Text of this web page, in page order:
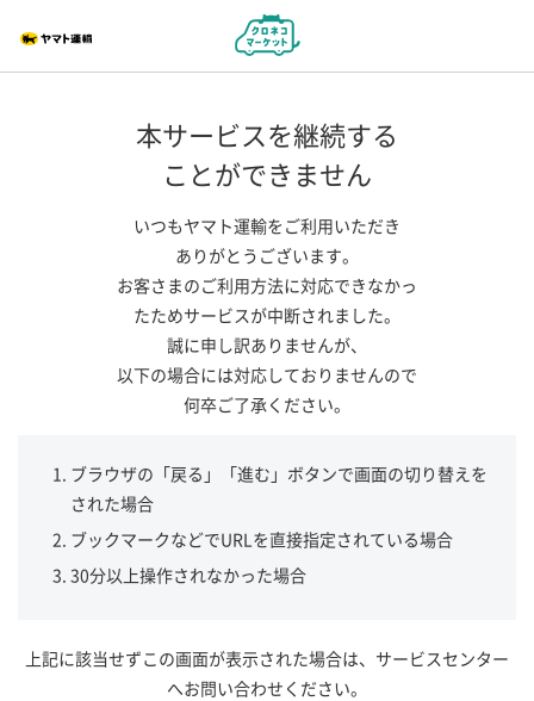
本サービスを継続する
ことができません
いつもヤマト運輸をご利用いただき
ありがとうございます。
お客さまのご利用方法に対応できなかっ
たためサービスが中断されました。
誠に申し訳ありませんが、
以下の場合には対応しておりませんので
何卒ご了承ください。
ブラウザの「戻る」「進む」ボタンで画面の切り替えを
された場合
ブックマークなどでURLを直接指定されている場合
30分以上操作されなかった場合
上記に該当せずこの画面が表示された場合は、サービスセンター
へお問い合わせください。